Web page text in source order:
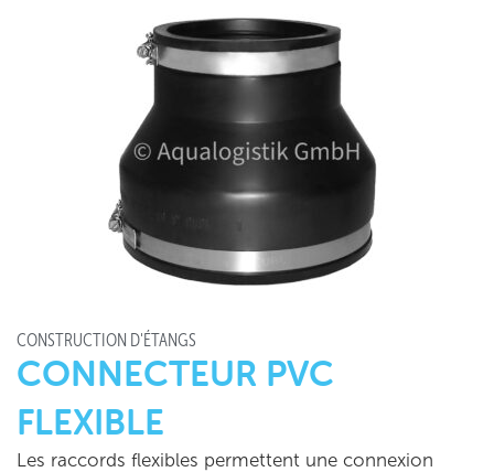
CONSTRUCTION D'ÉTANGS
CONNECTEUR PVC
FLEXIBLE
Les raccords flexibles permettent une connexion